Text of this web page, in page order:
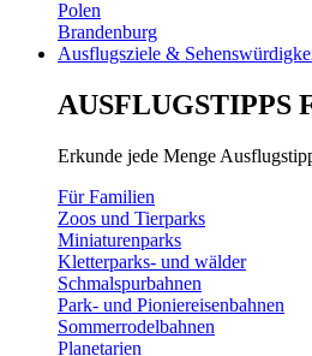
Polen
Brandenburg
Ausflugsziele &
AUSFLUGSTIPPS
Erkunde jede Menge
Für Familien
Zoos und Tierparks
Miniaturenparks
Kletterparks- und wälder
Schmalspurbahnen
Park- und Pioniereisenbahnen
Sommerrodelbahnen
Planetarien